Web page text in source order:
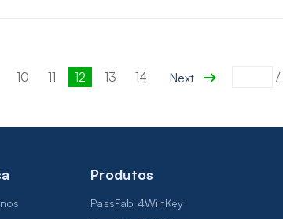
10 11 12 13 14 Next /
Produtos
PassFab 4WinKey